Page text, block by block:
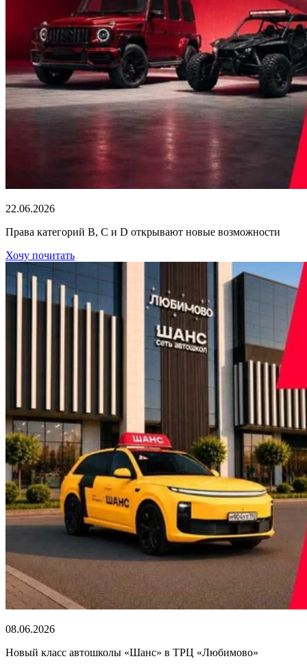
22.06.2026
Права категорий В, С и D открывают новые возможности
Хочу почитать
08.06.2026
Новый класс автошколы «Шанс» в ТРЦ «Любимово»